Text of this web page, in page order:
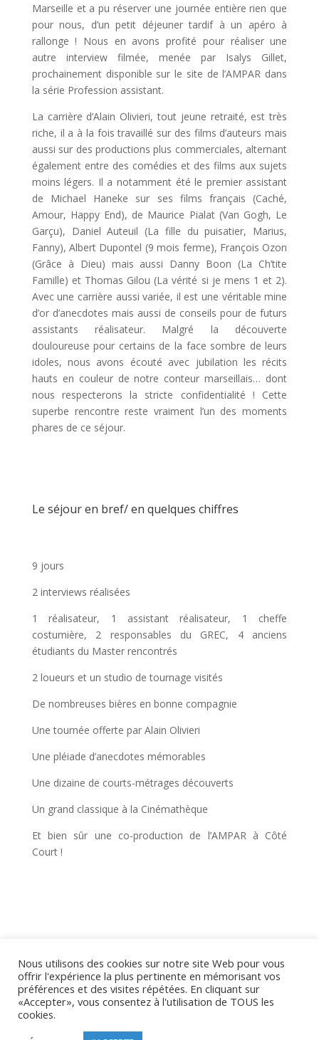
Marseille et a pu réserver une journée entière rien que
pour nous, d’un petit déjeuner tardif à un apéro à
rallonge ! Nous en avons profité pour réaliser une
autre interview filmée, menée par Isalys Gillet,
prochainement disponible sur le site de l’AMPAR dans
la série Profession assistant.
La carrière d’Alain Olivieri, tout jeune retraité, est très
riche, il a à la fois travaillé sur des films d’auteurs mais
aussi sur des productions plus commerciales, alternant
également entre des comédies et des films aux sujets
moins légers. Il a notamment été le premier assistant
de Michael Haneke sur ses films français (Caché,
Amour, Happy End), de Maurice Pialat (Van Gogh, Le
Garçu), Daniel Auteuil (La fille du puisatier, Marius,
Fanny), Albert Dupontel (9 mois ferme), François Ozon
(Grâce à Dieu) mais aussi Danny Boon (La Ch’tite
Famille) et Thomas Gilou (La vérité si je mens 1 et 2).
Avec une carrière aussi variée, il est une véritable mine
d’or d’anecdotes mais aussi de conseils pour de futurs
assistants réalisateur. Malgré la découverte
douloureuse pour certains de la face sombre de leurs
idoles, nous avons écouté avec jubilation les récits
hauts en couleur de notre conteur marseillais… dont
nous respecterons la stricte confidentialité ! Cette
superbe rencontre reste vraiment l’un des moments
phares de ce séjour.
Le séjour en bref/ en quelques chiffres
9 jours
2 interviews réalisées
1 réalisateur, 1 assistant réalisateur, 1 cheffe
costumière, 2 responsables du GREC, 4 anciens
étudiants du Master rencontrés
2 loueurs et un studio de tournage visités
De nombreuses bières en bonne compagnie
Une tournée offerte par Alain Olivieri
Une pléiade d’anecdotes mémorables
Une dizaine de courts-métrages découverts
Un grand classique à la Cinémathèque
Et bien sûr une co-production de l’AMPAR à Côté
Court !
Politique relative aux cookies
Nous utilisons des cookies sur notre site Web pour vous
offrir l'expérience la plus pertinente en mémorisant vos
préférences et des visites répétées. En cliquant sur
«Accepter», vous consentez à l'utilisation de TOUS les
cookies.